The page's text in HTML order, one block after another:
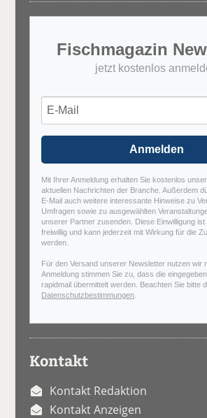
Fischmagazin
jetzt kostenlos
Anmelden
Mit Ihrer Anmeldung erhalten Sie kostenlos
aktuellen Nachrichten der Branche. Außerdem
E-Mail auch weitere interessante Hinweise zu
Umfragen sowie zu ausgewählten
unserer Partner zusenden. Diese Einwilligung
freiwillig und kann jederzeit mit Wirkung für die
werden.
Für den Versand unserer Newsletter nutzen wir
Anmeldung stimmen Sie zu, dass die
rapidmail übermittelt werden. Beachten Sie bitte
Datenschutzbestimmungen
Kontakt
Kontakt Redaktion
Kontakt Anzeigen